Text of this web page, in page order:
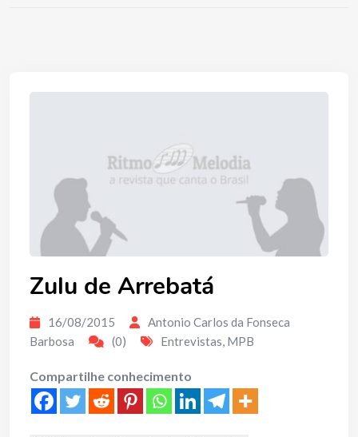
Zulu de Arrebatá
16/08/2015
Antonio Carlos da Fonseca
Barbosa
(0) Entrevistas, MPB
Compartilhe conhecimento